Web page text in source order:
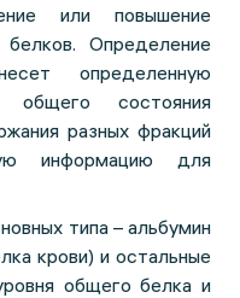
или повышение
Определение
определенную
общего состояния
разных фракций
информацию для
типа – альбумин
крови) и остальные
общего белка и